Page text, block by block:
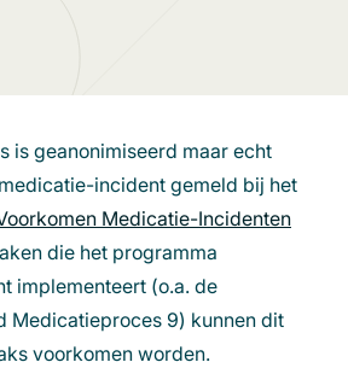
is geanonimiseerd maar echt
incident gemeld bij het
Medicatie-Incidenten
die het programma
implementeert (o.a. de
Medicatieproces 9) kunnen dit
voorkomen worden.